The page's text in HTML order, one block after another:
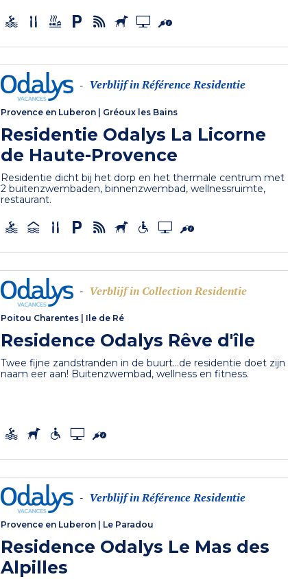
- Verblijf in Référence Residentie
Provence en Luberon | Gréoux les Bains
Residentie Odalys La Licorne
de Haute-Provence
Residentie dicht bij het dorp en het thermale centrum met
2 buitenzwembaden, binnenzwembad, wellnessruimte,
restaurant.
- Verblijf in Collection Residentie
Poitou Charentes Ile de Ré
Residence Odalys Rêve d'île
Twee fijne zandstranden in de buurt...de residentie doet zijn
naam eer aan! Buitenzwembad, wellness en fitness.
- Verblijf in Référence Residentie
Provence en Luberon Le Paradou
Residence Odalys Le Mas des
Alpilles